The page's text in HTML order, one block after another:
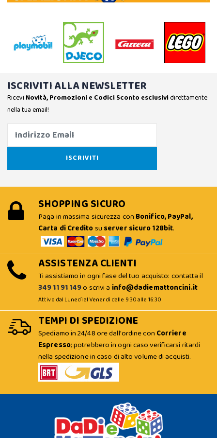
ISCRIVITI ALLA NEWSLETTER
Ricevi Novità, Promozioni e Codici Sconto esclusividirettamente
nella tua email!
SHOPPING SICURO
Paga in massima sicurezza con Bonifico, PayPal,
Carta di Creditosu server sicuro 128bit.
ASSISTENZA CLIENTI
Ti assistiamo in ogni fase del tuo acquisto: contatta il
349 11 91 149o scrivi a info@dadiemattoncini.it
Attivo dal Lunedì al Venerdì dalle 9:30 alle 16:30
TEMPI DI SPEDIZIONE
Spediamo in 24/48 ore dall'ordine con Corriere
Espresso; potrebbero in ogni caso verificarsi ritardi
nella spedizione in caso di alto volume di acquisti.